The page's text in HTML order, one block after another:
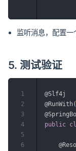
监听消息，配置一
5. 测试验证
@Slf4j
@RunWith(
public
1
2
3
4
5
6